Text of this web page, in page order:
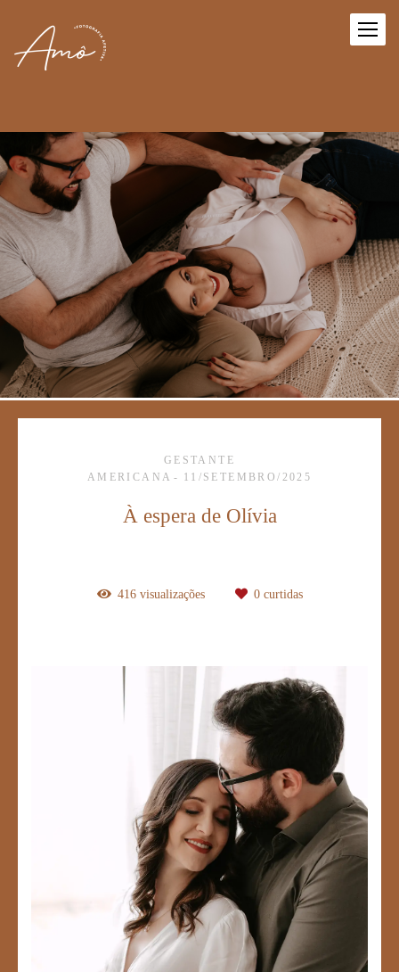
GESTANTE
AMERICANA
11/SETEMBRO/2025
À espera de Olívia
416visualizações 0curtidas